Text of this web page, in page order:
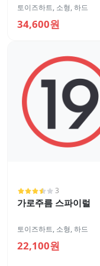
토이즈하트, 소형,하드
34,600원
3
가로주름 스파이럴
토이즈하트, 소형,하드
22,100원